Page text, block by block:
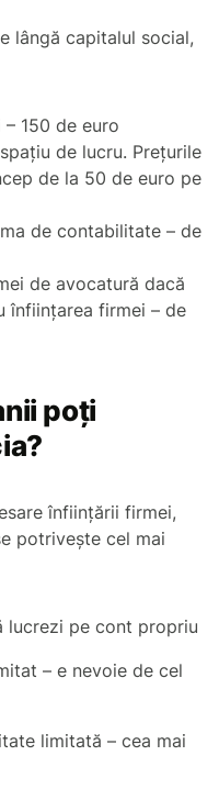
lângă capitalul social,
150 de euro
de lucru. Prețurile
de la 50 de euro pe
de contabilitate – de
de avocatură dacă
înființarea firmei – de
poți
înființării firmei,
potrivește cel mai
lucrezi pe cont propriu
– e nevoie de cel
limitată – cea mai